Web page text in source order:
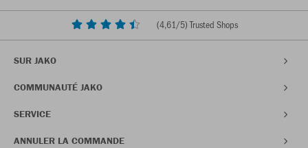
(4,61/5) Trusted Shops
SUR JAKO
COMMUNAUTÉ JAKO
SERVICE
ANNULER LA COMMANDE